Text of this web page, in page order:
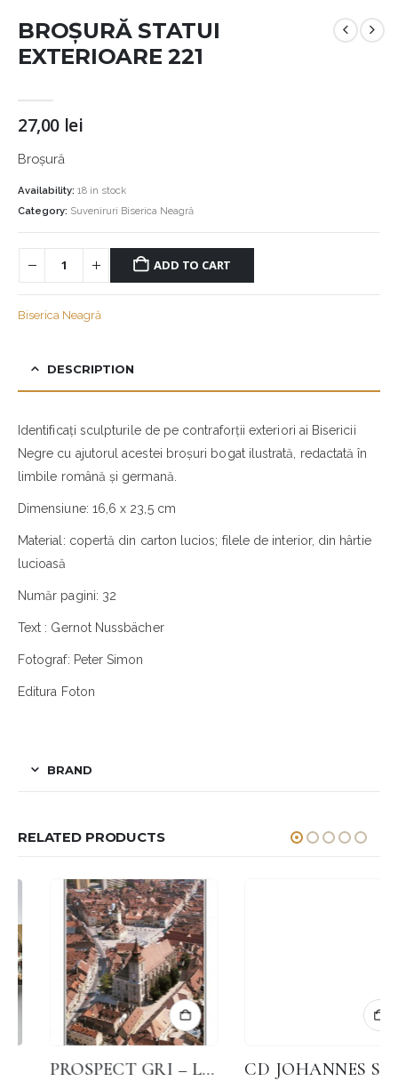
BROȘURĂ STATUI
EXTERIOARE 221
27,00 lei
Broșură
Availability: 18 in stock
Category: Suveniruri Biserica Neagră
ADD TO CART
Biserica Neagră
DESCRIPTION
Identificați sculpturile de pe contraforții exteriori ai Bisericii
Negre cu ajutorul acestei broșuri bogat ilustrată, redactată în
limbile română și germană.
Dimensiune: 16,6 x 23,5 cm
Material: copertă din carton lucios; filele de interior, din hârtie
lucioasă
Număr pagini: 32
Text : Gernot Nussbächer
Fotograf: Peter Simon
Editura Foton
BRAND
RELATED PRODUCTS
PROSPECT GRI – LB. ITALIANĂ 281I CD JOHANNES SEBASTIAN BACH